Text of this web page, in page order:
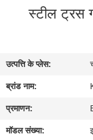
हमारे
कारखाने
का
दौरा
स्टील ट्रस
उत्पत्ति के प्लेस:
ब्रांड नाम:
प्रमाणन:
मॉडल संख्या: